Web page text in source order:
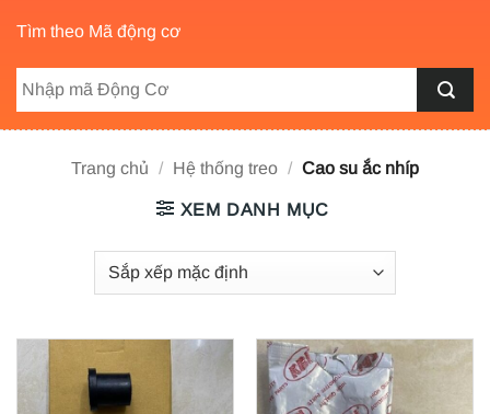
Tìm theo Mã động cơ
Trang chủ / Hệ thống treo / Cao su ắc nhíp
XEM DANH MỤC